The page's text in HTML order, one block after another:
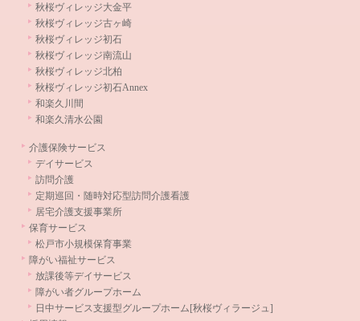
秋桜ヴィレッジ大金平
秋桜ヴィレッジ古ヶ崎
秋桜ヴィレッジ初石
秋桜ヴィレッジ南流山
秋桜ヴィレッジ北柏
秋桜ヴィレッジ初石Annex
和楽久川間
和楽久清水公園
介護保険サービス
デイサービス
訪問介護
定期巡回・随時対応型訪問介護看護
居宅介護支援事業所
保育サービス
松戸市小規模保育事業
障がい福祉サービス
放課後等デイサービス
障がい者グループホーム
日中サービス支援型グループホーム[秋桜ヴィラージュ]